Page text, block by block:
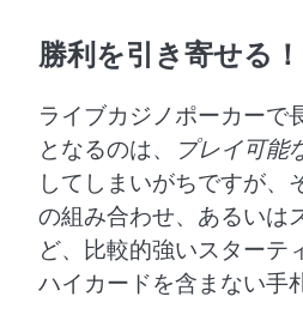
勝利を引き寄せる
ライブカジノポーカーで
となるのは、
プレイ可能
してしまいがちですが
の組み合わせ、あるいは
ど、比較的強いスターテ
ハイカードを含まない手